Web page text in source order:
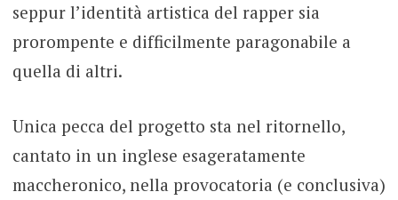
seppur l’identità artistica del rapper sia
prorompente e difficilmente paragonabile a
quella di altri.
Unica pecca del progetto sta nel ritornello,
cantato in un inglese esageratamente
maccheronico, nella provocatoria (e conclusiva)